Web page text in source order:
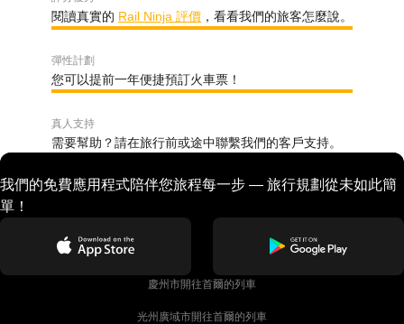
閱讀真實的 Rail Ninja 評價 ，看看我們的旅客怎麼說。
彈性計劃
您可以提前一年便捷預訂火車票！
真人支持
需要幫助？請在旅行前或途中聯繫我們的客戶支持。
我們的免費應用程式陪伴您旅程每一步 — 旅行規劃從未如此簡
單！
慶州市開往首爾的列車
光州廣域市開往首爾的列車